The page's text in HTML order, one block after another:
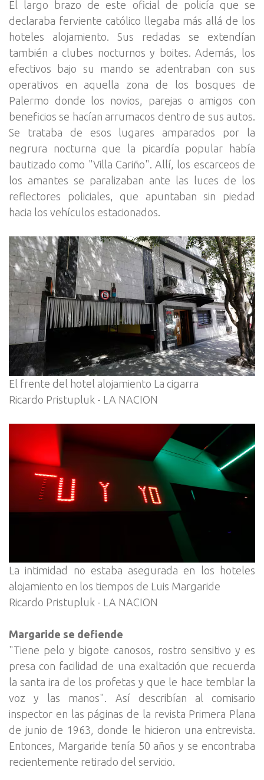
El largo brazo de este oficial de policía que se
declaraba ferviente católico llegaba más allá de los
hoteles alojamiento. Sus redadas se extendían
también a clubes nocturnos y boites. Además, los
efectivos bajo su mando se adentraban con sus
operativos en aquella zona de los bosques de
Palermo donde los novios, parejas o amigos con
beneficios se hacían arrumacos dentro de sus autos.
Se trataba de esos lugares amparados por la
negrura nocturna que la picardía popular había
bautizado como "Villa Cariño". Allí, los escarceos de
los amantes se paralizaban ante las luces de los
reflectores policiales, que apuntaban sin piedad
hacia los vehículos estacionados.
El frente del hotel alojamiento La cigarra
Ricardo Pristupluk - LA NACION
La intimidad no estaba asegurada en los hoteles
alojamiento en los tiempos de Luis Margaride
Ricardo Pristupluk - LA NACION
Margaride se defiende
"Tiene pelo y bigote canosos, rostro sensitivo y es
presa con facilidad de una exaltación que recuerda
la santa ira de los profetas y que le hace temblar la
voz y las manos". Así describían al comisario
inspector en las páginas de la revista Primera Plana
de junio de 1963, donde le hicieron una entrevista.
Entonces, Margaride tenía 50 años y se encontraba
recientemente retirado del servicio.